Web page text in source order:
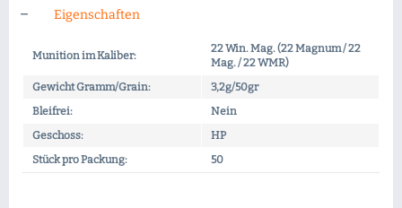
Eigenschaften
Munition im Kaliber:
22 Win. Mag. (22 Magnum / 22
Mag. / 22 WMR)
Gewicht Gramm/Grain:
3,2g/50gr
Bleifrei:
Nein
Geschoss:
HP
Stück pro Packung:
50